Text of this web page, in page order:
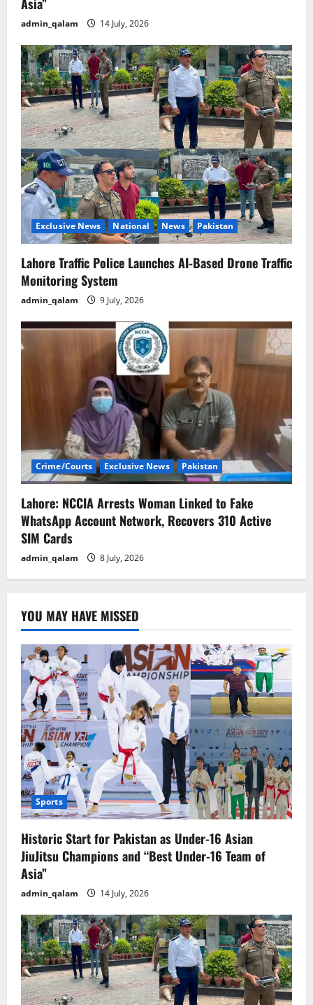
admin_qalam 14 July, 2026
Exclusive News National News Pakistan
Lahore Traffic Police Launches AI-Based Drone Traffic
Monitoring System
admin_qalam 9 July, 2026
Crime/Courts Exclusive News Pakistan
Lahore: NCCIA Arrests Woman Linked to Fake
WhatsApp Account Network, Recovers 310 Active
SIM Cards
admin_qalam 8 July, 2026
YOU MAY HAVE MISSED
Sports
Historic Start for Pakistan as Under-16 Asian
JiuJitsu Champions and “Best Under-16 Team of
Asia”
admin_qalam 14 July, 2026